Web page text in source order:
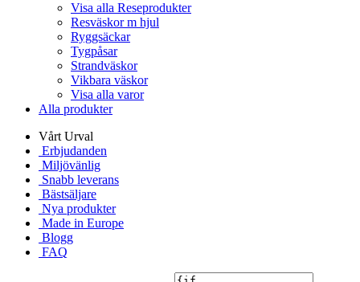
Visa alla Reseprodukter
Resväskor m hjul
Ryggsäckar
Tygpåsar
Strandväskor
Vikbara väskor
Visa alla varor
Alla produkter
Vårt Urval
Erbjudanden
Miljövänlig
Snabb leverans
Bästsäljare
Nya produkter
Made in Europe
Blogg
FAQ